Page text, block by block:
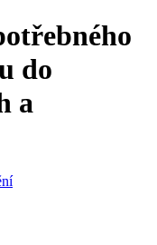
do
a